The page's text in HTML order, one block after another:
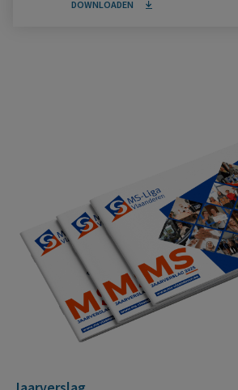
DOWNLOADEN